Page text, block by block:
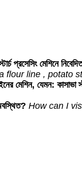
প্রসেসিং মেশিনে
flour line , potato
মেশিন, যেমন: কাসাভা
How can I